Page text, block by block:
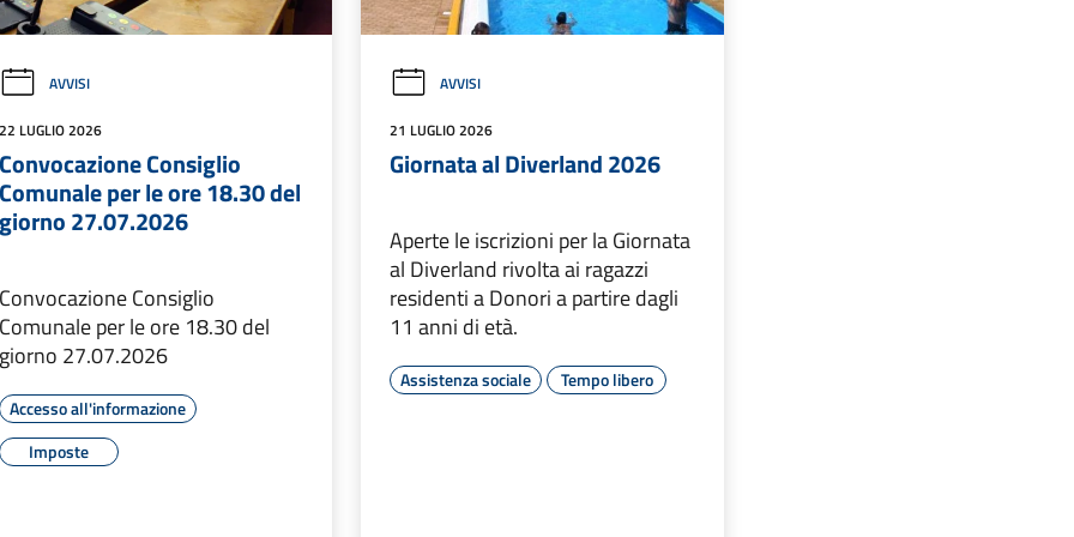
AVVISI
LUGLIO 2026
Consiglio
per le ore 18.30 del
27.07.2026
Consiglio
per le ore 18.30 del
27.07.2026
Accesso all'informazione
Imposte
AVVISI
21 LUGLIO 2026
Giornata al Diverland 2026
Aperte le iscrizioni per la Giornata
al Diverland rivolta ai ragazzi
residenti a Donori a partire dagli
11 anni di età.
Assistenza sociale Tempo libero